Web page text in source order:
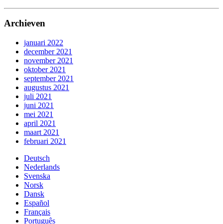
Archieven
januari 2022
december 2021
november 2021
oktober 2021
september 2021
augustus 2021
juli 2021
juni 2021
mei 2021
april 2021
maart 2021
februari 2021
Deutsch
Nederlands
Svenska
Norsk
Dansk
Español
Français
Português